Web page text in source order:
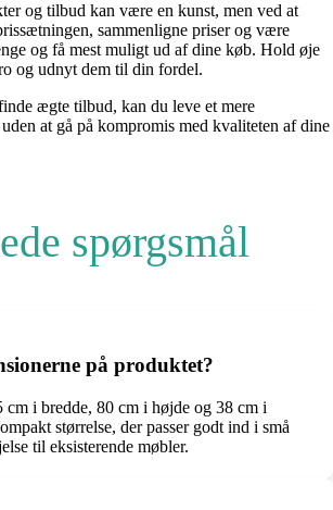
og tilbud kan være en kunst, men ved at
sammenligne priser og være
og få mest muligt ud af dine køb. Hold øje
og udnyt dem til din fordel.
ægte tilbud, kan du leve et mere
at gå på kompromis med kvaliteten af dine
spørgsmål
på produktet?
cm i bredde, 80 cm i højde og 38 cm i
størrelse, der passer godt ind i små
til eksisterende møbler.